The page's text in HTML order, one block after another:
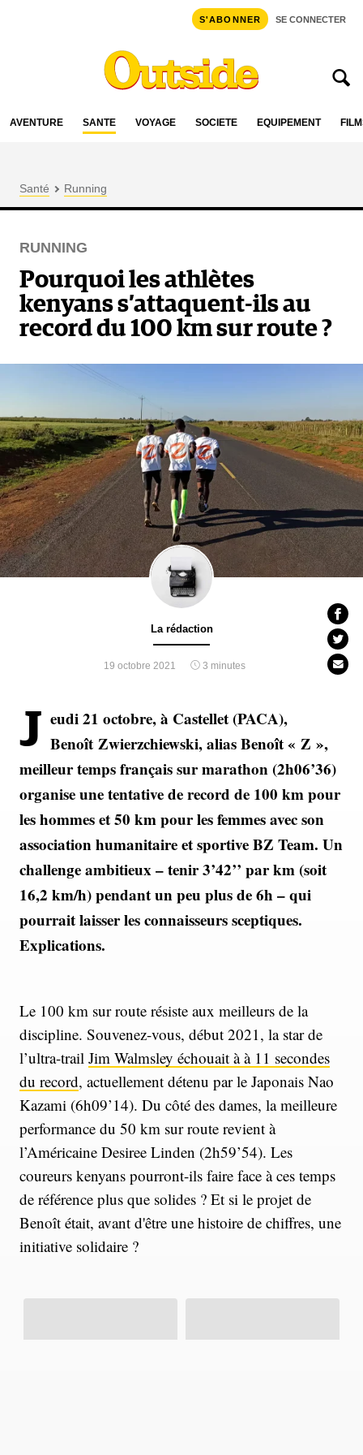
S'ABONNER SE CONNECTER
AVENTURE SANTÉ VOYAGE SOCIÉTÉ ÉQUIPEMENT
Santé Running
RUNNING
Pourquoi les athlètes
kenyans s’attaquent-ils au
record du 100 km sur route ?
La rédaction
19 octobre 2021 3 minutes
Jeudi 21 octobre, à Castellet (PACA), Benoît Zwierzchiewski, alias Benoît « Z »,
meilleur temps français sur marathon (2h06’36)
organise une tentative de record de 100 km pour
les hommes et 50 km pour les femmes avec son
association humanitaire et sportive BZ Team. Un
challenge ambitieux – tenir 3’42’’ par km (soit
16,2 km/h) pendant un peu plus de 6h – qui
pourrait laisser les connaisseurs sceptiques.
Explications.
Le 100 km sur route résiste aux meilleurs de la
discipline. Souvenez-vous, début 2021, la star de
l’ultra-trail Jim Walmsley échouait à à 11 secondes
du record, actuellement détenu par le Japonais Nao
Kazami (6h09’14). Du côté des dames, la meilleure
performance du 50 km sur route revient à
l’Américaine Desiree Linden (2h59’54). Les
coureurs kenyans pourront-ils faire face à ces temps
de référence plus que solides ? Et si le projet de
Benoît était, avant d'être une histoire de chiffres, une
initiative solidaire ?